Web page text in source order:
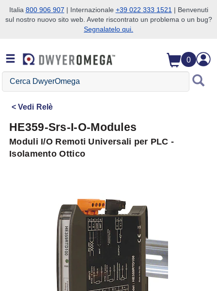
Salta alla ricerca
Salta al contenuto principale
Salta alla navigazione
Italia 800 906 907 | Internazionale +39 022 333 1521 | Benvenuti
sul nostro nuovo sito web. Avete riscontrato un problema o un bug?
Segnalatelo qui.
0
Cerca
DwyerOmega
Vedi Relè
HE359-Srs-I-O-Modules
Moduli I/O Remoti Universali per PLC -
Isolamento Ottico